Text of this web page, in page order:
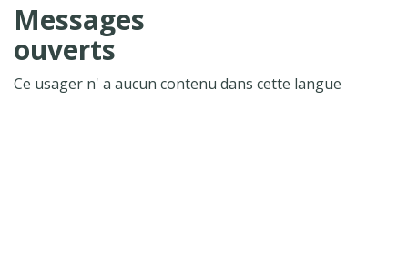
Messages
ouverts
Ce usager n' a aucun contenu dans cette langue